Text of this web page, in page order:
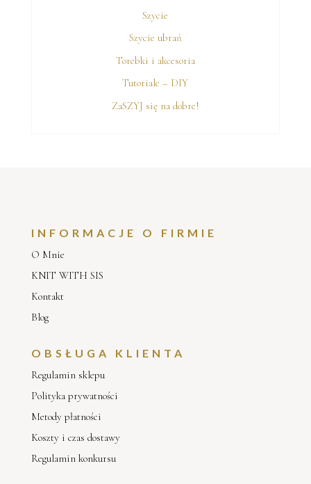
Szycie
Szycie ubrań
Torebki i akcesoria
Tutoriale – DIY
ZaSZYJ się na dobre!
INFORMACJE O FIRMIE
O Mnie
KNIT WITH SIS
Kontakt
Blog
OBSŁUGA KLIENTA
Regulamin sklepu
Polityka prywatności
Metody płatności
Koszty i czas dostawy
Regulamin konkursu